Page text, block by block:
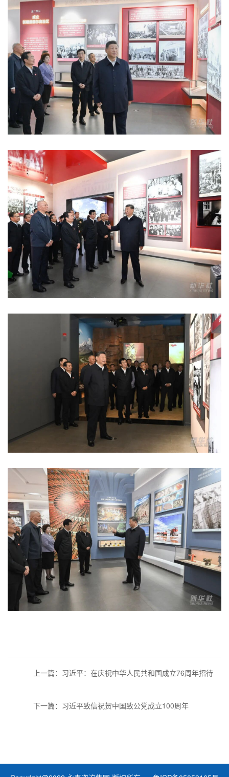
上一篇：习近平：在庆祝中华人民共和国成立76周年招待
会上的讲话
下一篇：习近平致信祝贺中国致公党成立100周年